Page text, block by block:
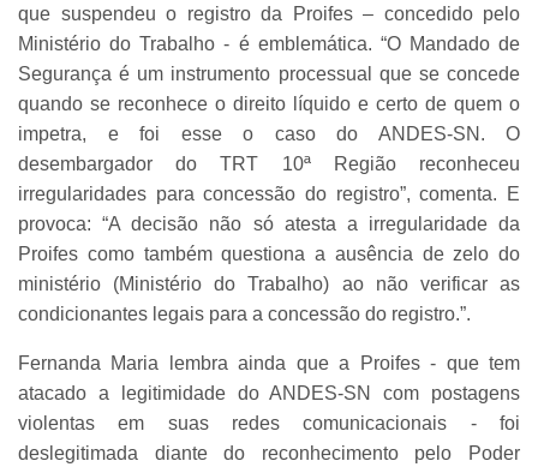
que suspendeu o registro da Proifes – concedido pelo
Ministério do Trabalho - é emblemática. “O Mandado de
Segurança é um instrumento processual que se concede
quando se reconhece o direito líquido e certo de quem o
impetra, e foi esse o caso do ANDES-SN. O
desembargador do TRT 10ª Região reconheceu
irregularidades para concessão do registro”, comenta. E
provoca: “A decisão não só atesta a irregularidade da
Proifes como também questiona a ausência de zelo do
ministério (Ministério do Trabalho) ao não verificar as
condicionantes legais para a concessão do registro.”.
Fernanda Maria lembra ainda que a Proifes - que tem
atacado a legitimidade do ANDES-SN com postagens
violentas em suas redes comunicacionais - foi
deslegitimada diante do reconhecimento pelo Poder